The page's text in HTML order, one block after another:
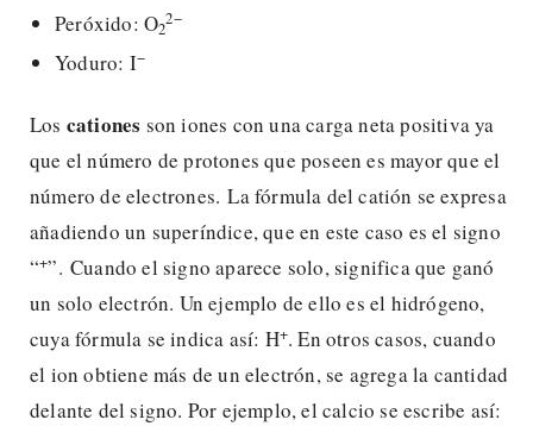
Peróxido: O2
2−
Yoduro: I−
Los cationes son iones con una carga neta positiva ya
que el número de protones que poseen es mayor que el
número de electrones. La fórmula del catión se expresa
añadiendo un superíndice, que en este caso es el signo
“+”. Cuando el signo aparece solo, significa que ganó
un solo electrón. Un ejemplo de ello es el hidrógeno,
cuya fórmula se indica así: H+. En otros casos, cuando
el ion obtiene más de un electrón, se agrega la cantidad
delante del signo. Por ejemplo, el calcio se escribe así: